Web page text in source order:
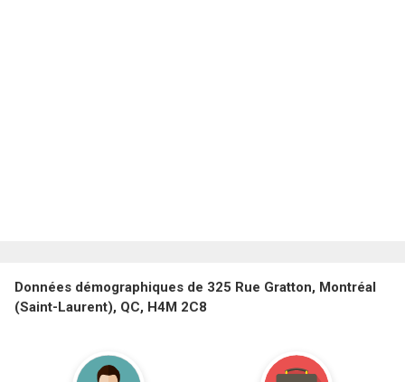
Données démographiques de 325 Rue Gratton, Montréal
(Saint-Laurent), QC, H4M 2C8